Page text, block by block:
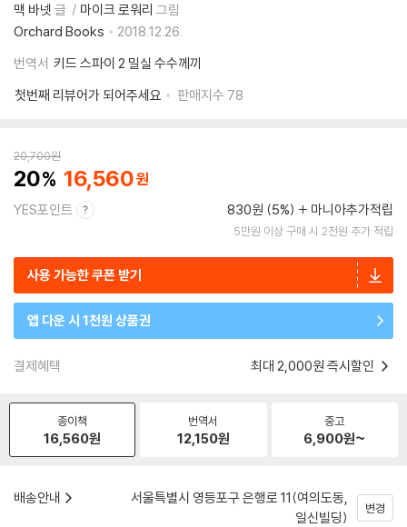
맥 바넷 글 마이크 로워리 그림
Orchard Books
2018.12.26.
번역서 키드 스파이 2 밀실 수수께끼
첫번째 리뷰어가 되어주세요
판매지수 78
20,700원
20 16,560
YES포인트 830원 (5%) 마니아추가적립
5만원 이상 구매 시 2천원 추가 적립
사용 가능한 쿠폰 받기
앱 다운 시 1천원 상품권
결제혜택 최대 2,000원 즉시할인
종이책
16,560원
번역서
12,150원
중고
6,900원~
배송안내
서울특별시 영등포구 은행로 11(여의도동,
일신빌딩)
변경